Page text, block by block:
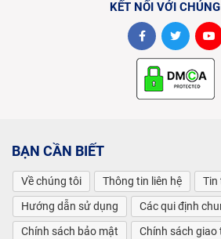
KẾT NỐI VỚI
BẠN CẦN BIẾT
Về chúng tôi Thông tin liên hệ
Tin
Hướng dẫn sử dụng
Các qui định
Chính sách bảo mật
Chính sách giao